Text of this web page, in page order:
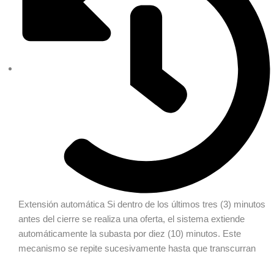
Extensión automática Si dentro de los últimos tres (3) minutos
antes del cierre se realiza una oferta, el sistema extiende
automáticamente la subasta por diez (10) minutos. Este
mecanismo se repite sucesivamente hasta que transcurran